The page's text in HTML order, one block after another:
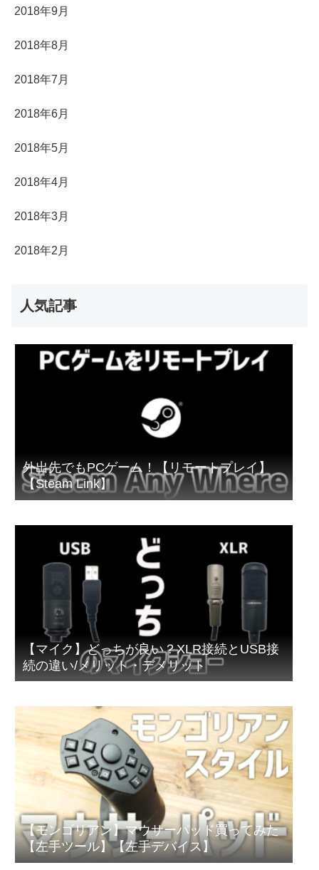
2018年9月
2018年8月
2018年7月
2018年6月
2018年5月
2018年4月
2018年3月
2018年2月
人気記事
外出先でもPCゲーム！【リモートプレイ】
【Steam Link】
【マイク】どっちが良い？XLR接続とUSB接
続の違い/メリット・デメリット
【モンゴリアン】マウサーパッド買ってみた
【左手ツール】【左手デバイス】